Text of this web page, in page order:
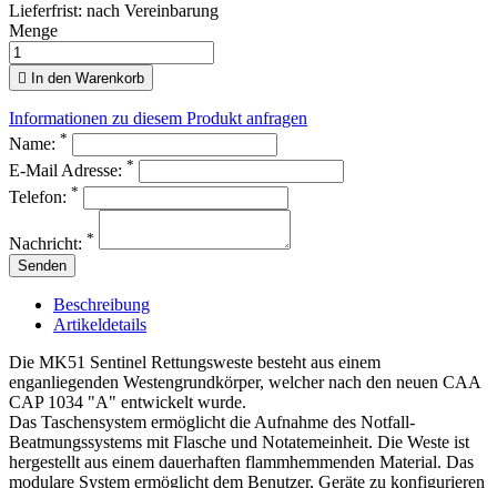
Lieferfrist: nach Vereinbarung
Menge
 In den Warenkorb
Informationen zu diesem Produkt anfragen
Name: *
E-Mail Adresse: *
Telefon: *
Nachricht: *
Senden
Beschreibung
Artikeldetails
Die MK51 Sentinel Rettungsweste besteht aus einem
enganliegenden Westengrundkörper, welcher nach den neuen CAA
CAP 1034 "A" entwickelt wurde.
Das Taschensystem ermöglicht die Aufnahme des Notfall-
Beatmungssystems mit Flasche und Notatemeinheit. Die Weste ist
hergestellt aus einem dauerhaften flammhemmenden Material. Das
modulare System ermöglicht dem Benutzer, Geräte zu konfigurieren